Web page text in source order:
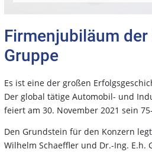
Firmenjubiläum
Gruppe
Es ist eine der großen
Der global tätige Automobil- und
feiert am 30. November 2021 sein
Den Grundstein für den Konzern
Wilhelm Schaeffler und Dr.-Ing. E.h.